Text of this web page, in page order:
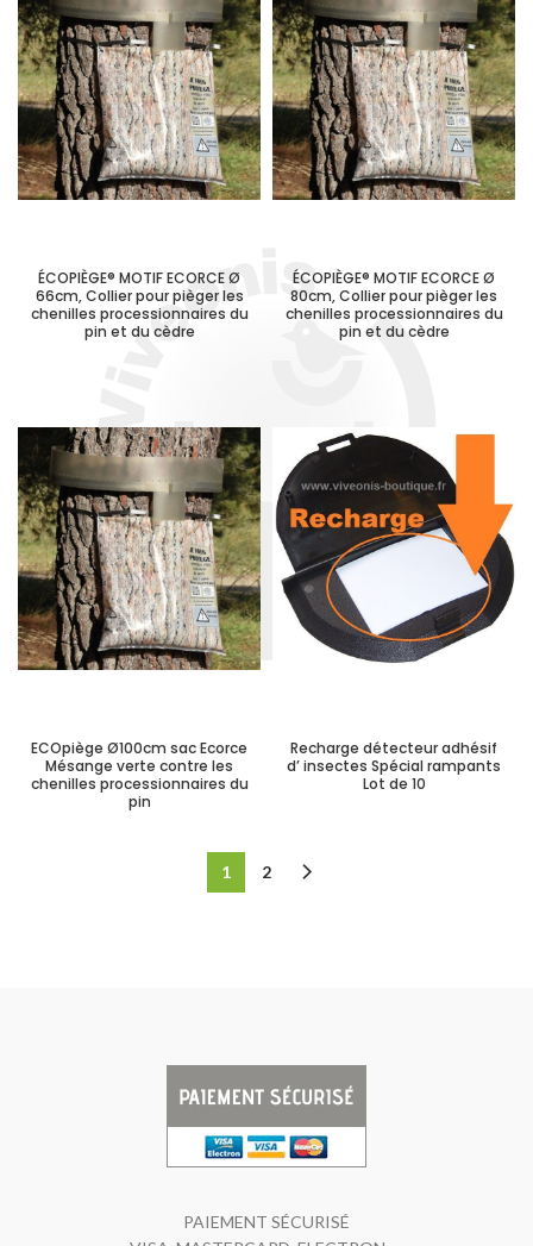
ÉCOPIÈGE® MOTIF ECORCE Ø
66cm, Collier pour pièger les
chenilles processionnaires du
pin et du cèdre
ÉCOPIÈGE® MOTIF ECORCE Ø
80cm, Collier pour pièger les
chenilles processionnaires du
pin et du cèdre
ECOpiège Ø100cm sac Ecorce
Mésange verte contre les
chenilles processionnaires du
pin
Recharge détecteur adhésif
d’ insectes Spécial rampants
Lot de 10
1 2
PAIEMENT SÉCURISÉ